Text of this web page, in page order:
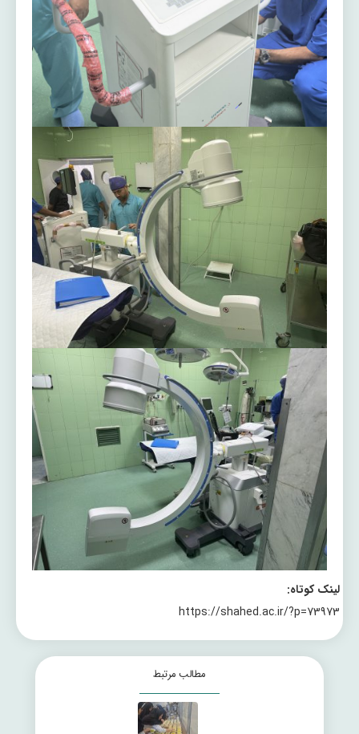
لینک کوتاه:
https://shahed.ac.ir/?p=73973
مطالب مرتبط